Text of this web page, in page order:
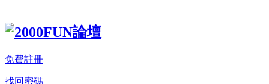
免費註冊
找回密碼